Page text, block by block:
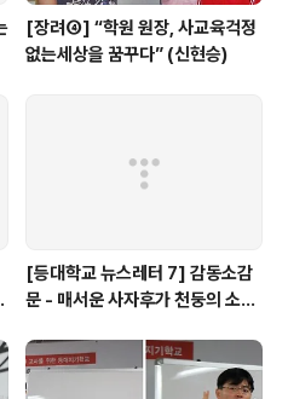
[장려④] “학원 원장, 사교육걱정
없는세상을 꿈꾸다” (신현승)
[등대학교 뉴스레터 7] 감동소감
문 - 매서운 사자후가 천둥의 소리